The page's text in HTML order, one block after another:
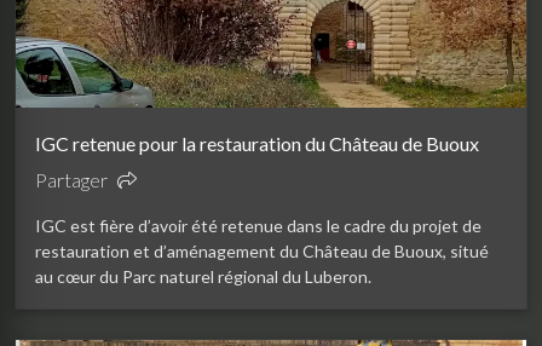
IGC retenue pour la restauration du Château de Buoux
Partager
IGC est fière d’avoir été retenue dans le cadre du projet de
restauration et d’aménagement du Château de Buoux, situé
au cœur du Parc naturel régional du Luberon.